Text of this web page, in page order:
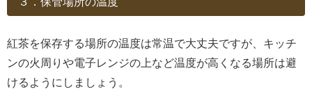
紅茶を保存する場所の温度は常温で大丈夫ですが、キッチ
ンの火周りや電子レンジの上など温度が高くなる場所は避
けるようにしましょう。